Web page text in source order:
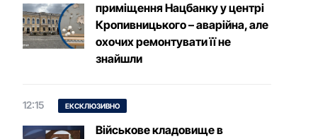
приміщення Нацбанку у центрі
Кропивницького – аварійна, але
охочих ремонтувати її не
знайшли
12:15 ЕКСКЛЮЗИВНО
Військове кладовище в